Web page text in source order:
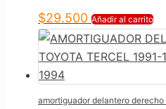
$29.500 Añadir al carrito
amortiguador delantero